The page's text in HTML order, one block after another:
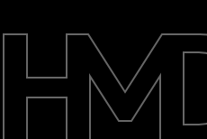
Rólunk
Javítás,
Támogatás